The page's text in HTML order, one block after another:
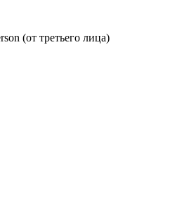
(от третьего лица)